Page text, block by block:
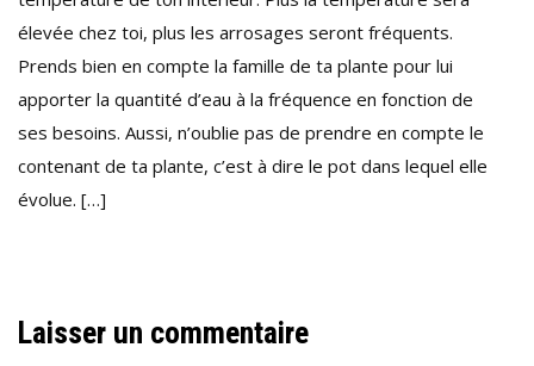
élevée chez toi, plus les arrosages seront fréquents.
Prends bien en compte la famille de ta plante pour lui
apporter la quantité d’eau à la fréquence en fonction de
ses besoins. Aussi, n’oublie pas de prendre en compte le
contenant de ta plante, c’est à dire le pot dans lequel elle
évolue. […]
Laisser un commentaire